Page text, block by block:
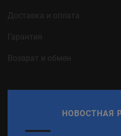
Доставка и оплата
Гарантия
Возврат и обмен
НОВОСТНАЯ